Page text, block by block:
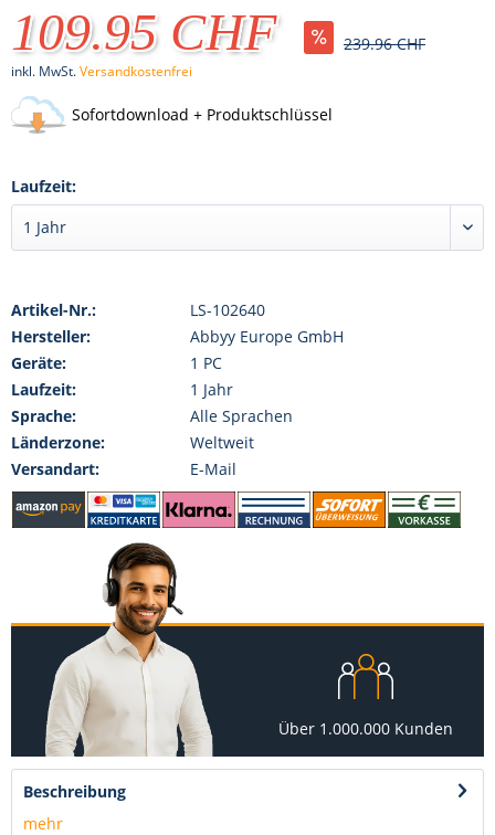
109.95 CHF 239.96 CHF
inkl. MwSt.Versandkostenfrei
Sofortdownload + Produktschlüssel
Laufzeit:
Artikel-Nr.:
LS-102640
Hersteller:
Abbyy Europe GmbH
Geräte:
1 PC
Laufzeit:
1 Jahr
Sprache:
Alle Sprachen
Länderzone:
Weltweit
Versandart:
E-Mail
Über 1.000.000 Kunden
Beschreibung
mehr